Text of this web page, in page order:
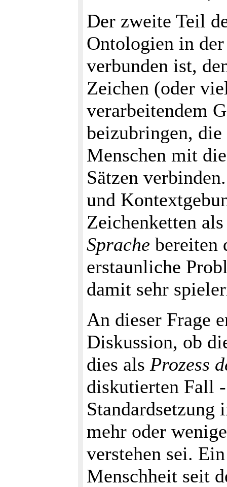
Der zweite Teil
Ontologien in
verbunden ist,
Zeichen (oder
verarbeitendem
beizubringen,
Menschen mit
Sätzen
und
Zeichenketten
Sprache bereiten
erstaunliche
damit sehr
An dieser Frage
Diskussion, ob
dies als Prozess
diskutierten Fall
Standardsetzung
mehr oder
verstehen sei.
Menschheit seit